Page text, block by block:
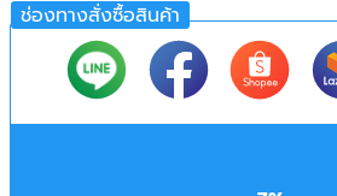
ช่องทางสั่งซื้อสินค้า